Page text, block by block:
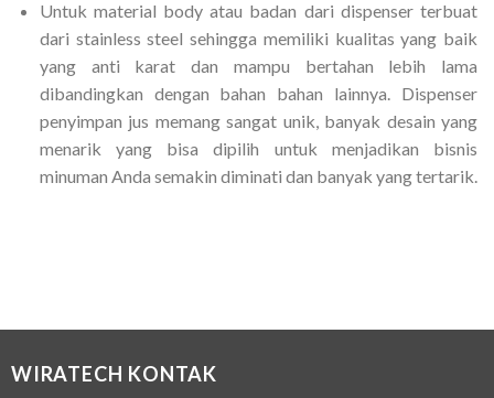
Untuk material body atau badan dari dispenser terbuat
dari stainless steel sehingga memiliki kualitas yang baik
yang anti karat dan mampu bertahan lebih lama
dibandingkan dengan bahan bahan lainnya. Dispenser
penyimpan jus memang sangat unik, banyak desain yang
menarik yang bisa dipilih untuk menjadikan bisnis
minuman Anda semakin diminati dan banyak yang tertarik.
WIRATECH KONTAK